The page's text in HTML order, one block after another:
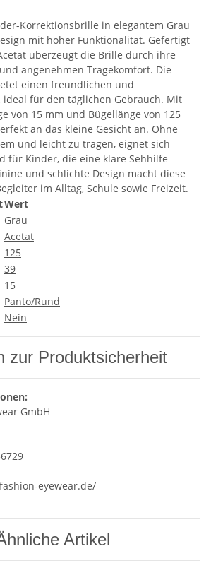
Korrektionsbrille in elegantem Grau
mit hoher Funktionalität. Gefertigt
überzeugt die Brille durch ihre
angenehmen Tragekomfort. Die
einen freundlichen und
ideal für den täglichen Gebrauch. Mit
von 15 mm und Bügellänge von 125
an das kleine Gesicht an. Ohne
und leicht zu tragen, eignet sich
für Kinder, die eine klare Sehhilfe
und schlichte Design macht diese
im Alltag, Schule sowie Freizeit.
Wert
Grau
Acetat
125
39
15
Panto/Rund
Nein
zur Produktsicherheit
GmbH
eyewear.de/
Artikel